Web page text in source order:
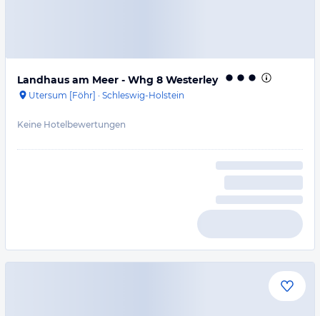
Landhaus am Meer - Whg 8 Westerley
Utersum [Föhr] · Schleswig-Holstein
Keine Hotelbewertungen